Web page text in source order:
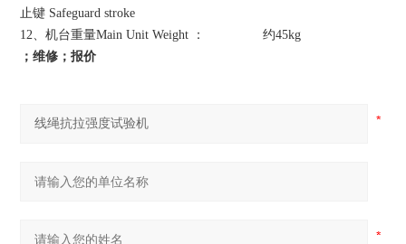
止键 Safeguard stroke
12、机台重量Main Unit Weight ： 约45kg
；维修；报价